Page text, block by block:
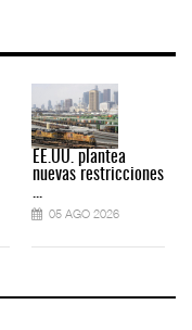
EE.UU. plantea
nuevas restricciones
...
05 AGO 2026